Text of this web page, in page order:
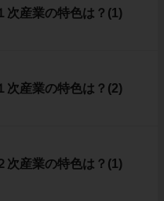
次産業の特色は？(1)
次産業の特色は？(2)
次産業の特色は？(1)